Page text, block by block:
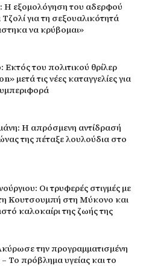
Η εξομολόγηση του αδερφού
Τζολί για τη σεξουαλικότητά
να κρύβομαι»
Εκτός του πολιτικού θρίλερ
μετά τις νέες καταγγελίες για
Η απρόσμενη αντίδρασή
της πέταξε λουλούδια στο
Οι τρυφερές στιγμές με
Κουτσουμπή στη Μύκονο και
καλοκαίρι της ζωής της
την προγραμματισμένη
Το πρόβλημα υγείας και το